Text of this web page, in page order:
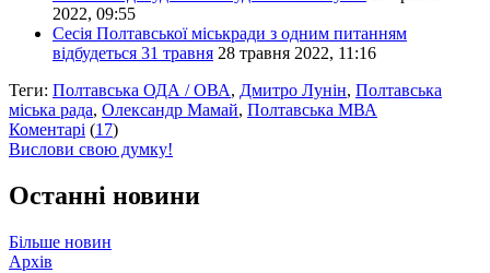
2022, 09:55
Сесія Полтавської міськради з одним питанням
відбудеться 31 травня 28 травня 2022, 11:16
Теги: Полтавська ОДА / ОВА, Дмитро Лунін, Полтавська
міська рада, Олександр Мамай, Полтавська МВА
Коментарі (17)
Вислови свою думку!
Останні новини
Більше новин
Архів